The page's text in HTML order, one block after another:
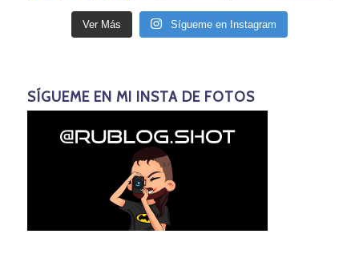
Ver Más Sígueme en Instagram
SÍGUEME EN MI INSTA DE FOTOS